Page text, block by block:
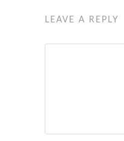
LEAVE A REPLY